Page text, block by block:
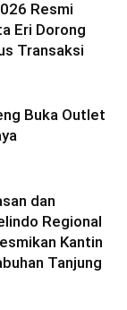
Resmi
Eri Dorong
Transaksi
Buka Outlet
dan
Regional
Kantin
Tanjung